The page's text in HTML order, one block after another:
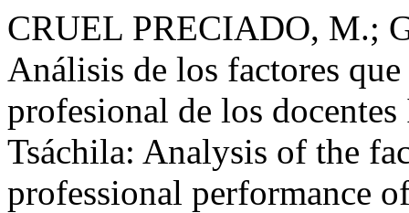
CRUEL PRECIADO, M.;
Análisis de los factores
profesional de los
Tsáchila: Analysis of the
professional performance